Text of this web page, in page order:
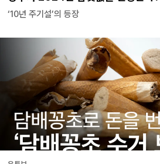
‘10년 주기설’의 등장